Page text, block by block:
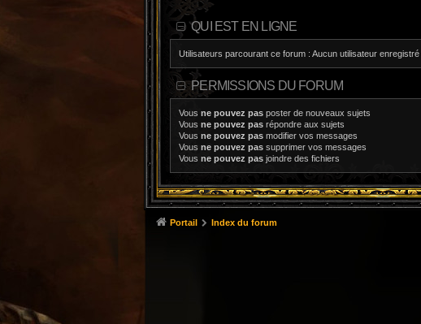
QUI EST EN LIGNE
Utilisateurs parcourant ce forum : Aucun utilisateur
PERMISSIONS DU FORUM
Vous ne pouvez pas poster de nouveaux sujets
Vous ne pouvez pas répondre aux sujets
Vous ne pouvez pas modifier vos messages
Vous ne pouvez pas supprimer vos messages
Vous ne pouvez pas joindre des fichiers
Portail Index du forum